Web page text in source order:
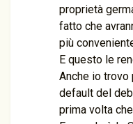
proprietà
fatto che
più
E questo le
Anche io
default del
prima volta